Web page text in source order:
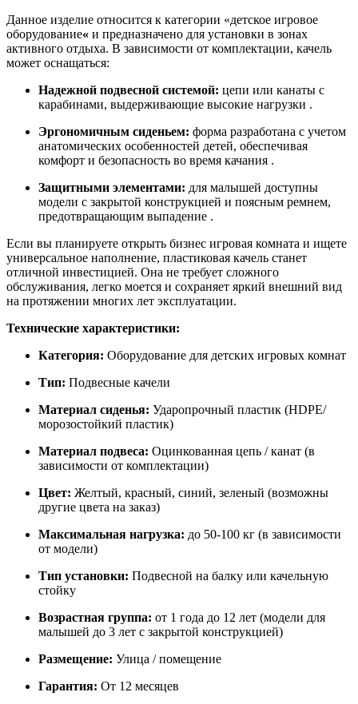
Данное изделие относится к категории «детское игровое
оборудование« и предназначено для установки в зонах
активного отдыха. В зависимости от комплектации, качель
может оснащаться:
Надежной подвесной системой: цепи или канаты с
карабинами, выдерживающие высокие нагрузки .
Эргономичным сиденьем: форма разработана с учетом
анатомических особенностей детей, обеспечивая
комфорт и безопасность во время качания .
Защитными элементами: для малышей доступны
модели с закрытой конструкцией и поясным ремнем,
предотвращающим выпадение .
Если вы планируете открыть бизнес игровая комната и ищете
универсальное наполнение, пластиковая качель станет
отличной инвестицией. Она не требует сложного
обслуживания, легко моется и сохраняет яркий внешний вид
на протяжении многих лет эксплуатации.
Технические характеристики:
Категория: Оборудование для детских игровых комнат
Тип: Подвесные качели
Материал сиденья: Ударопрочный пластик (HDPE/
морозостойкий пластик)
Материал подвеса: Оцинкованная цепь / канат (в
зависимости от комплектации)
Цвет: Желтый, красный, синий, зеленый (возможны
другие цвета на заказ)
Максимальная нагрузка: до 50-100 кг (в зависимости
от модели)
Тип установки: Подвесной на балку или качельную
стойку
Возрастная группа: от 1 года до 12 лет (модели для
малышей до 3 лет с закрытой конструкцией)
Размещение: Улица / помещение
Гарантия: От 12 месяцев